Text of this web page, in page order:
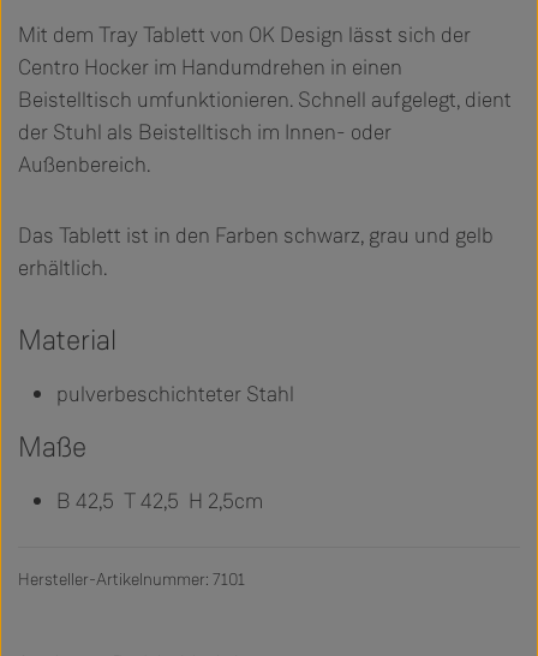
Mit dem Tray Tablett von OK Design lässt sich der
Centro Hocker im Handumdrehen in einen
Beistelltisch umfunktionieren. Schnell aufgelegt, dient
der Stuhl als Beistelltisch im Innen- oder
Außenbereich.
Das Tablett ist in den Farben schwarz, grau und gelb
erhältlich.
Material
pulverbeschichteter Stahl
Maße
B 42,5 T 42,5 H 2,5cm
Hersteller-Artikelnummer: 7101